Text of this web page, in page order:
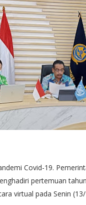
Covid-19.
pertemuan
virtual pada Senin